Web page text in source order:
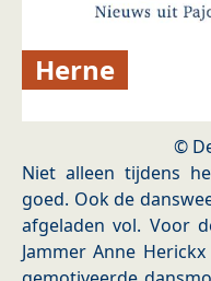
Herne
©
Niet alleen tijdens
goed. Ook de
afgeladen vol. Voor
Jammer Anne